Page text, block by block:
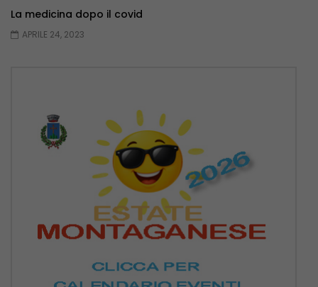
La medicina dopo il covid
APRILE 24, 2023